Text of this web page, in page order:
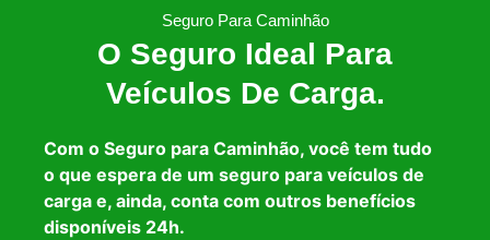
Seguro Para Caminhão
O Seguro Ideal Para
Veículos De Carga.
Com o Seguro para Caminhão, você tem tudo
o que espera de um seguro para veículos de
carga e, ainda, conta com outros benefícios
disponíveis 24h.